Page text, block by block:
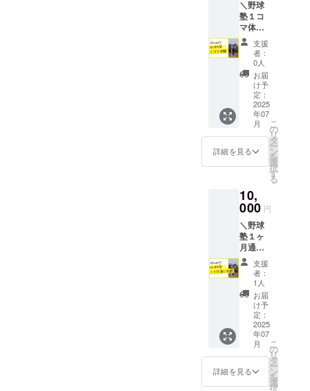
りしま
す。
【HPに
お名前
掲載】
支援者
様のお
名前を
掲載し
ます。
(希望さ
れる方
のみ) 掲
載期
日〜
2026年
6月31日
までの
12ヶ月
間 掲載
方法：
文字の
み 支援
時、備
考欄に
希望さ
れるお
名前を
ご記入
くださ
い。
＼野球
塾１コ
マ体験
券／
USICの
野球塾
を１コ
マをお
得に体
験でき
る権利
です。
（通常
価格
2,200
円） 有
限：
2025年
7月～
2026年
6月 内
容：お
好きな
コマを
１つ選
択して
参加す
る事が
できま
ロジェ
クト終
了後に
支援
者：
0人
お届
け予
定：
2025
年07
月
詳細を見る
こ
の
リ
タ
ー
ン
を
選
択
す
る
10,
000 円
＼野球
塾１ヶ
月通い
放題券
／ USIC
の野球
塾に
１ヶ月
お得に
通い放
題でき
る権利
です。
（通常
価格
支援
者：
1人
お届
け予
定：
2025
年07
月
詳細を見る
こ
の
リ
タ
ー
ン
を
選
択